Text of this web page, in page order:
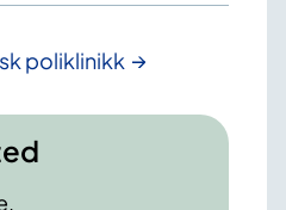
poliklinikk